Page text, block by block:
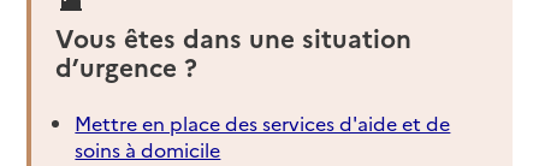
Vous êtes dans une situation
d’urgence ?
Mettre en place des services d'aide et de
soins à domicile